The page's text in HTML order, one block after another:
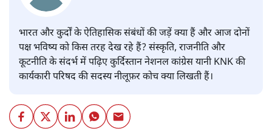
भारत और कुर्दों के ऐतिहासिक संबंधों की जड़ें क्या हैं और आज दोनों
पक्ष भविष्य को किस तरह देख रहे हैं? संस्कृति, राजनीति और
कूटनीति के संदर्भ में पढ़िए कुर्दिस्तान नेशनल कांग्रेस यानी KNK की
कार्यकारी परिषद की सदस्य नीलूफ़र कोच क्या लिखती हैं।